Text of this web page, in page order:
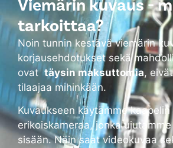
Viemärin kuvaus -
tarkoittaa?
Noin tunnin kestävä viemärin
korjausehdotukset sekä
ovat täysin maksuttomia,
tilaajaa mihinkään.
Kuvaukseen käytämme
erikoiskameraa, jonka
sisään. Näin saat videokuvaa